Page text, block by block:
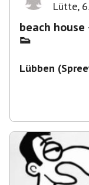
Lütte,
beach
👟
Lübben